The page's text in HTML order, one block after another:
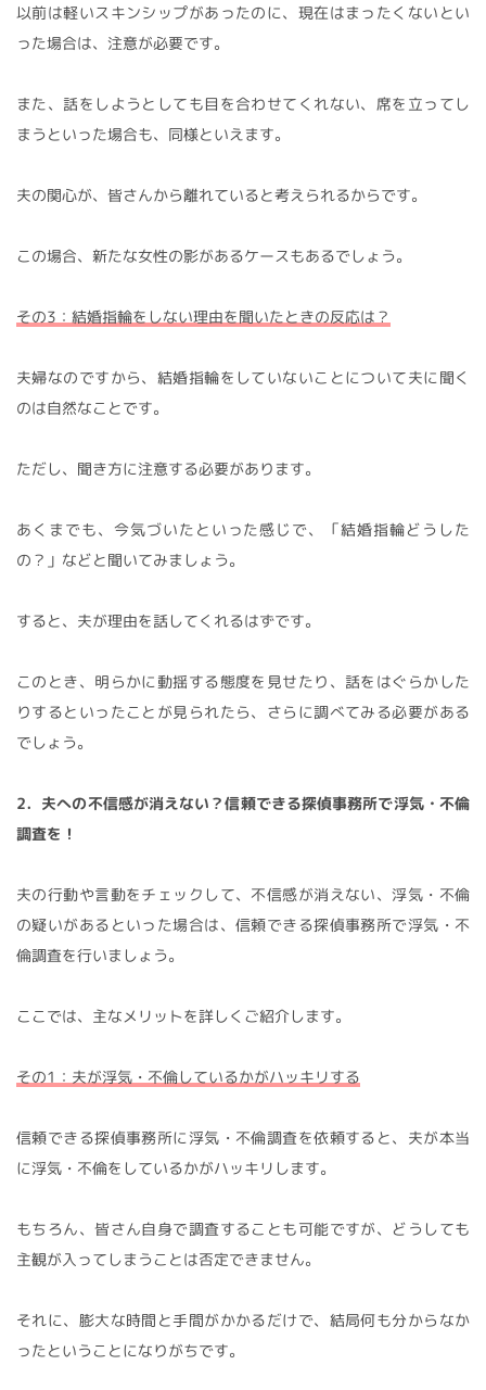
以前は軽いスキンシップがあったのに、現在はまったくないとい
った場合は、注意が必要です。
また、話をしようとしても目を合わせてくれない、席を立ってし
まうといった場合も、同様といえます。
夫の関心が、皆さんから離れていると考えられるからです。
この場合、新たな女性の影があるケースもあるでしょう。
その3：結婚指輪をしない理由を聞いたときの反応は？
夫婦なのですから、結婚指輪をしていないことについて夫に聞く
のは自然なことです。
ただし、聞き方に注意する必要があります。
あくまでも、今気づいたといった感じで、「結婚指輪どうした
の？」などと聞いてみましょう。
すると、夫が理由を話してくれるはずです。
このとき、明らかに動揺する態度を見せたり、話をはぐらかした
りするといったことが見られたら、さらに調べてみる必要がある
でしょう。
2．夫への不信感が消えない？信頼できる探偵事務所で浮気・不倫
調査を！
夫の行動や言動をチェックして、不信感が消えない、浮気・不倫
の疑いがあるといった場合は、信頼できる探偵事務所で浮気・不
倫調査を行いましょう。
ここでは、主なメリットを詳しくご紹介します。
その1：夫が浮気・不倫しているかがハッキリする
信頼できる探偵事務所に浮気・不倫調査を依頼すると、夫が本当
に浮気・不倫をしているかがハッキリします。
もちろん、皆さん自身で調査することも可能ですが、どうしても
主観が入ってしまうことは否定できません。
それに、膨大な時間と手間がかかるだけで、結局何も分からなか
ったということになりがちです。